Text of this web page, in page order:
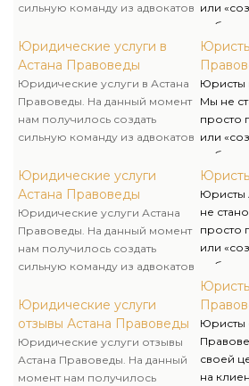
сильную команду из адвокатов
профессионалы в сфере
юриспруденции, а
специалисты, вправду
любящие свое дело. Адвокаты
– корректные и приятные в
общении, уверенные в своих
убеждать, оперативно
воспринимать
квалифицированные решения
и воплощать их, а в сложных
случаях – готовы держать удар.
Юридические услуги в
Астана Правоведы
Юридические услуги в Астана
Правоведы. На данный момент
нам получилось создать
сильную команду из адвокатов
профессионалы в сфере
юриспруденции, а
специалисты, вправду
любящие свое дело. Адвокаты
– корректные и приятные в
общении, уверенные в своих
убеждать, оперативно
воспринимать
квалифицированные решения
и воплощать их, а в сложных
случаях – готовы держать удар.
Юридические услуги
Астана Правоведы
Юридические услуги Астана
Правоведы. На данный момент
нам получилось создать
сильную команду из адвокатов
профессионалы в сфере
юриспруденции, а
специалисты, вправду
любящие свое дело. Адвокаты
– корректные и приятные в
Юридические услуги
отзывы Астана Правоведы
Юридические услуги отзывы
Астана Правоведы. На данный
момент нам получилось
или
пути ее
полном
пути к
Юристы
Мы не
просто
или
пути ее
полном
пути к
Юристы
не
просто
или
пути ее
полном
Юристы
своей
на